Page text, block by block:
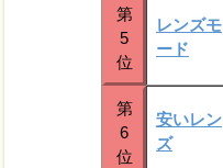
第
5
位
レンズモ
ード
第
6
位
安いレン
ズ